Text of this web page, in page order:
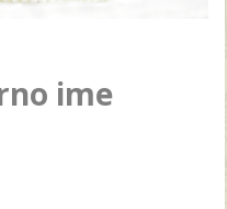
ime